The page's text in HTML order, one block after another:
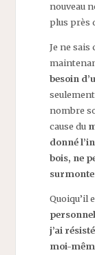
nouveau
plus près
Je ne sais
besoin
seulement
nombre
cause du
donné
bois, ne
Quoiqu’il
j’ai
moi-